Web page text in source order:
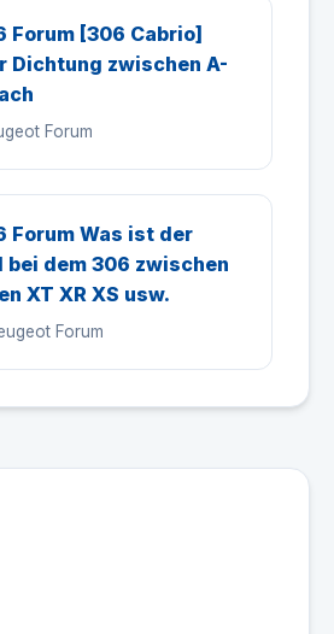
Forum [306 Cabrio]
Dichtung zwischen A-
Forum
Forum Was ist der
bei dem 306 zwischen
XT XR XS usw.
Forum